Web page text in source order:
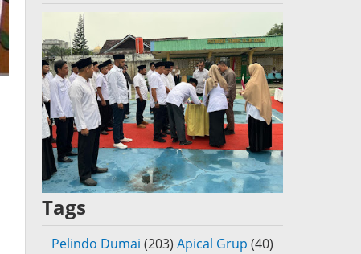
Tags
Pelindo Dumai (203) Apical Grup (40)